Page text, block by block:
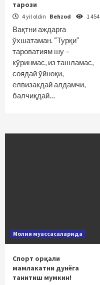
тарози
4 yil oldin Behzod 1 454
Вақтни аждарга
ўхшатаман. “Турқи”
тароватиям шу –
кўринмас, из ташламас,
соядай ўйноқи,
елвизакдай алдамчи,
балчиқдай…
Молия муассасаларида
Спорт орқали
мамлакатни дунёга
танитиш мумкин!